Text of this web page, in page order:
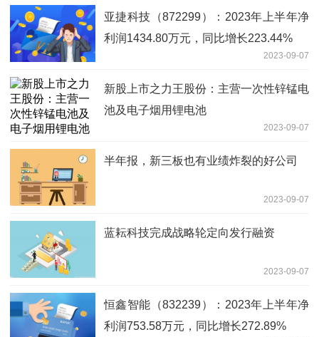
亚捷科技（872299）：2023年上半年净
利润1434.80万元，同比增长223.44%
2023-09-07
新股上市之力王股份：主营一次性锌锰电
池及电子烟用锂电池
2023-09-07
半年报，新三板也有业绩炸裂的好公司
2023-09-07
蓝耘科技完成战略轮定向发行融资
2023-09-07
恒鑫智能（832239）：2023年上半年净
利润753.58万元，同比增长272.89%